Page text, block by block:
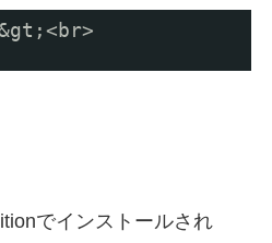
でインストールされ